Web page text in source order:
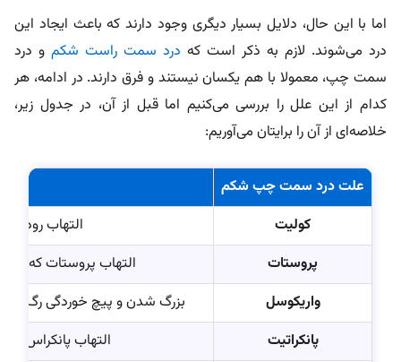
اما با این حال، دلایل بسیار دیگری وجود دارند که باعث ایجاد این
درد می‌شوند. لازم به ذکر است که درد سمت راست شکم و درد
سمت چپ، معمولا با هم یکسان نیستند و فرق دارند. در ادامه، هر
کدام از این علل را بررسی می‌کنیم اما قبل از آن، در جدول زیر،
خلاصه‌ای از آن را برایتان می‌آوریم:
علت درد سمت چپ شکم
کولیت
التهاب روده
پروستات
التهاب پروستات که
واریکوسل
بزرگ شدن و پیچ خوردگی رگ‌های
پانکراتیت
التهاب پانکراس